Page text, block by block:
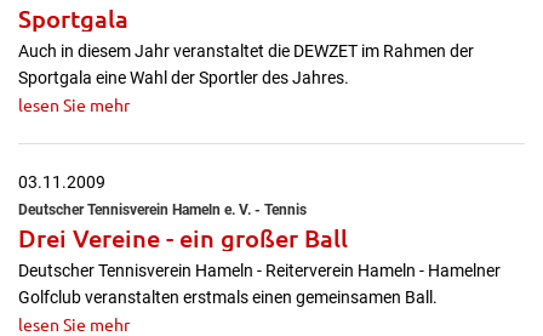
Sportgala
Auch in diesem Jahr veranstaltet die DEWZET im Rahmen der
Sportgala eine Wahl der Sportler des Jahres.
lesen Sie mehr
03.11.2009
Deutscher Tennisverein Hameln e. V. - Tennis
Drei Vereine - ein großer Ball
Deutscher Tennisverein Hameln - Reiterverein Hameln - Hamelner
Golfclub veranstalten erstmals einen gemeinsamen Ball.
lesen Sie mehr